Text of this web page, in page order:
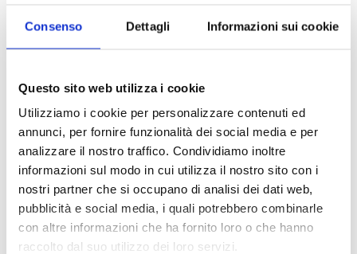
Consenso Dettagli Informazioni sui cookie
Questo sito web utilizza i cookie
Utilizziamo i cookie per personalizzare contenuti ed
annunci, per fornire funzionalità dei social media e per
analizzare il nostro traffico. Condividiamo inoltre
informazioni sul modo in cui utilizza il nostro sito con i
nostri partner che si occupano di analisi dei dati web,
pubblicità e social media, i quali potrebbero combinarle
con altre informazioni che ha fornito loro o che hanno
raccolto dal suo utilizzo dei loro servizi.
Reclami e sanzioni 2025